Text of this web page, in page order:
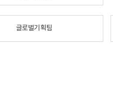
글로벌기획팀